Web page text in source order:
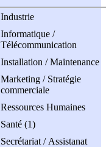
Industrie
Informatique /
Télécommunication
Installation / Maintenance
Marketing / Stratégie
commerciale
Ressources Humaines
Santé (1)
Secrétariat / Assistanat